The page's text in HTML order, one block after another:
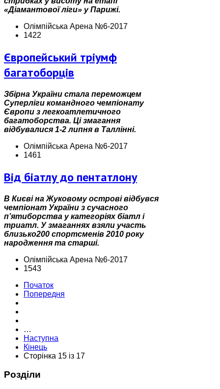
«Діамантової ліги» у Парижі.
Олімпійська Арена №6-2017
1422
Європейський тріумф
багатоборців
Збірна України стала переможцем
Суперліги командного чемпіонату
Європи з легкоатлетичного
багатоборства. Ці змагання
відбувалися 1-2 липня в Таллінні.
Олімпійська Арена №6-2017
1461
Від біатлу до пентатлону
В Києві на Жуковому острові відбувся
чемпіонат України з сучасного
п’ятиборства у категоріях біатл і
триатл. У змаганнях взяли участь
близько200 спортсменів 2010 року
народження та старші.
Олімпійська Арена №6-2017
1543
Початок
Попередня
…
Наступна
Кінець
Сторінка 15 із 17
Розділи